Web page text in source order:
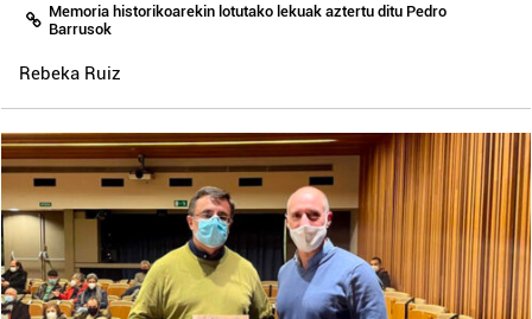
Memoria historikoarekin lotutako lekuak aztertu ditu Pedro
Barrusok
Rebeka Ruiz